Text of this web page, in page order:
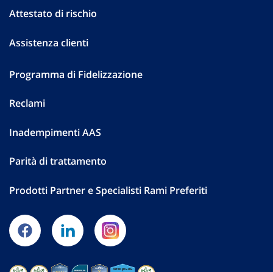
Attestato di rischio
Assistenza clienti
Programma di Fidelizzazione
Reclami
Inadempimenti AAS
Parità di trattamento
Prodotti Partner e Specialisti Rami Preferiti